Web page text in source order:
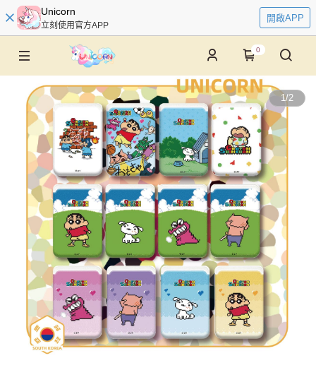
Unicorn
立刻使用官方APP
開啟APP
0
1/2